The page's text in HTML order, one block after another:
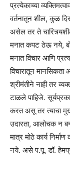
प्रत्येकाच्या
वर्तनातून शील, कुळ
असेल तर ते
मनात कपट ठेऊ नये,
मनात विचार आणि
विचारातून मानसिकता
श्रीमंतीने नाही तर
टाळले पाहिजे.
करत असू तर त्याचा
उदारता, आलोचक न
मात्र मोठे कार्य
नये. असे प.पू. डॉ.